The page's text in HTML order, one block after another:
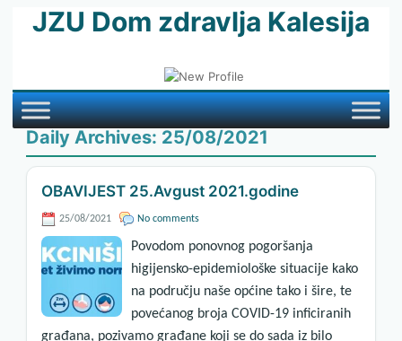
JZU Dom zdravlja Kalesija
Daily Archives: 25/08/2021
OBAVIJEST 25.Avgust 2021.godine
25/08/2021 No comments
Povodom ponovnog pogoršanja
higijensko-epidemiološke situacije kako
na području naše općine tako i šire, te
povećanog broja COVID-19 inficiranih
građana, pozivamo građane koji se do sada iz bilo